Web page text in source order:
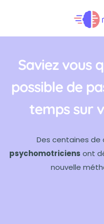
Saviez vous
possible de
temps sur
Des centaines
psychomotriciens ont
nouvelle